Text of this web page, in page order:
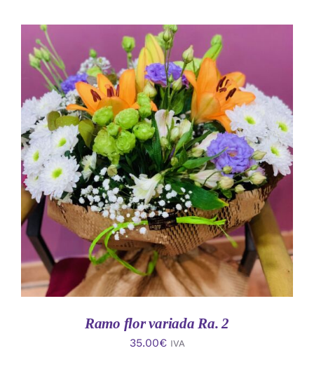
AÑADIR AL CARRITO
/
DETALLES
Ramo flor variada Ra. 2
35.00€ IVA